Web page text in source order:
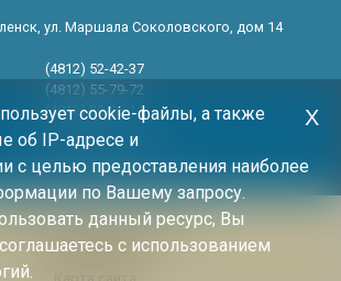
ул. Маршала Соколовского, дом 14
(4812) 52-42-37
(4812) 55-79-72
(4812) 30-06-11
Год основания 1983 год
конфиденциальности
Архив новостей
cookie-файлы, а также
об IP-адресе и
с целью предоставления наиболее
по Вашему запросу.
данный ресурс, Вы
с использованием
Х